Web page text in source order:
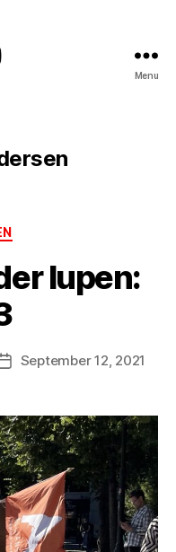
Menu
lupen:
PostSeptember 12, 2021